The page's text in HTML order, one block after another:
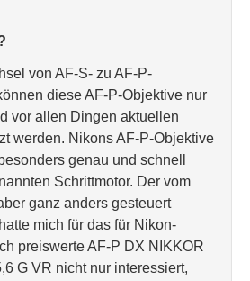
von AF-S- zu AF-P-
diese AF-P-Objektive nur
vor allen Dingen aktuellen
werden. Nikons AF-P-Objektive
genau und schnell
Schrittmotor. Der vom
ganz anders gesteuert
mich für das für Nikon-
preiswerte AF-P DX NIKKOR
G VR nicht nur interessiert,